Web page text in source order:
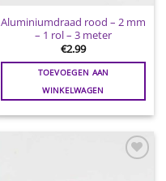
Aluminiumdraad rood – 2 mm
– 1 rol – 3 meter
€2.99
TOEVOEGEN AAN
WINKELWAGEN